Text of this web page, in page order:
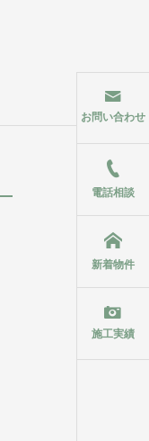
お問い合わせ
電話相談
新着物件
施工実績